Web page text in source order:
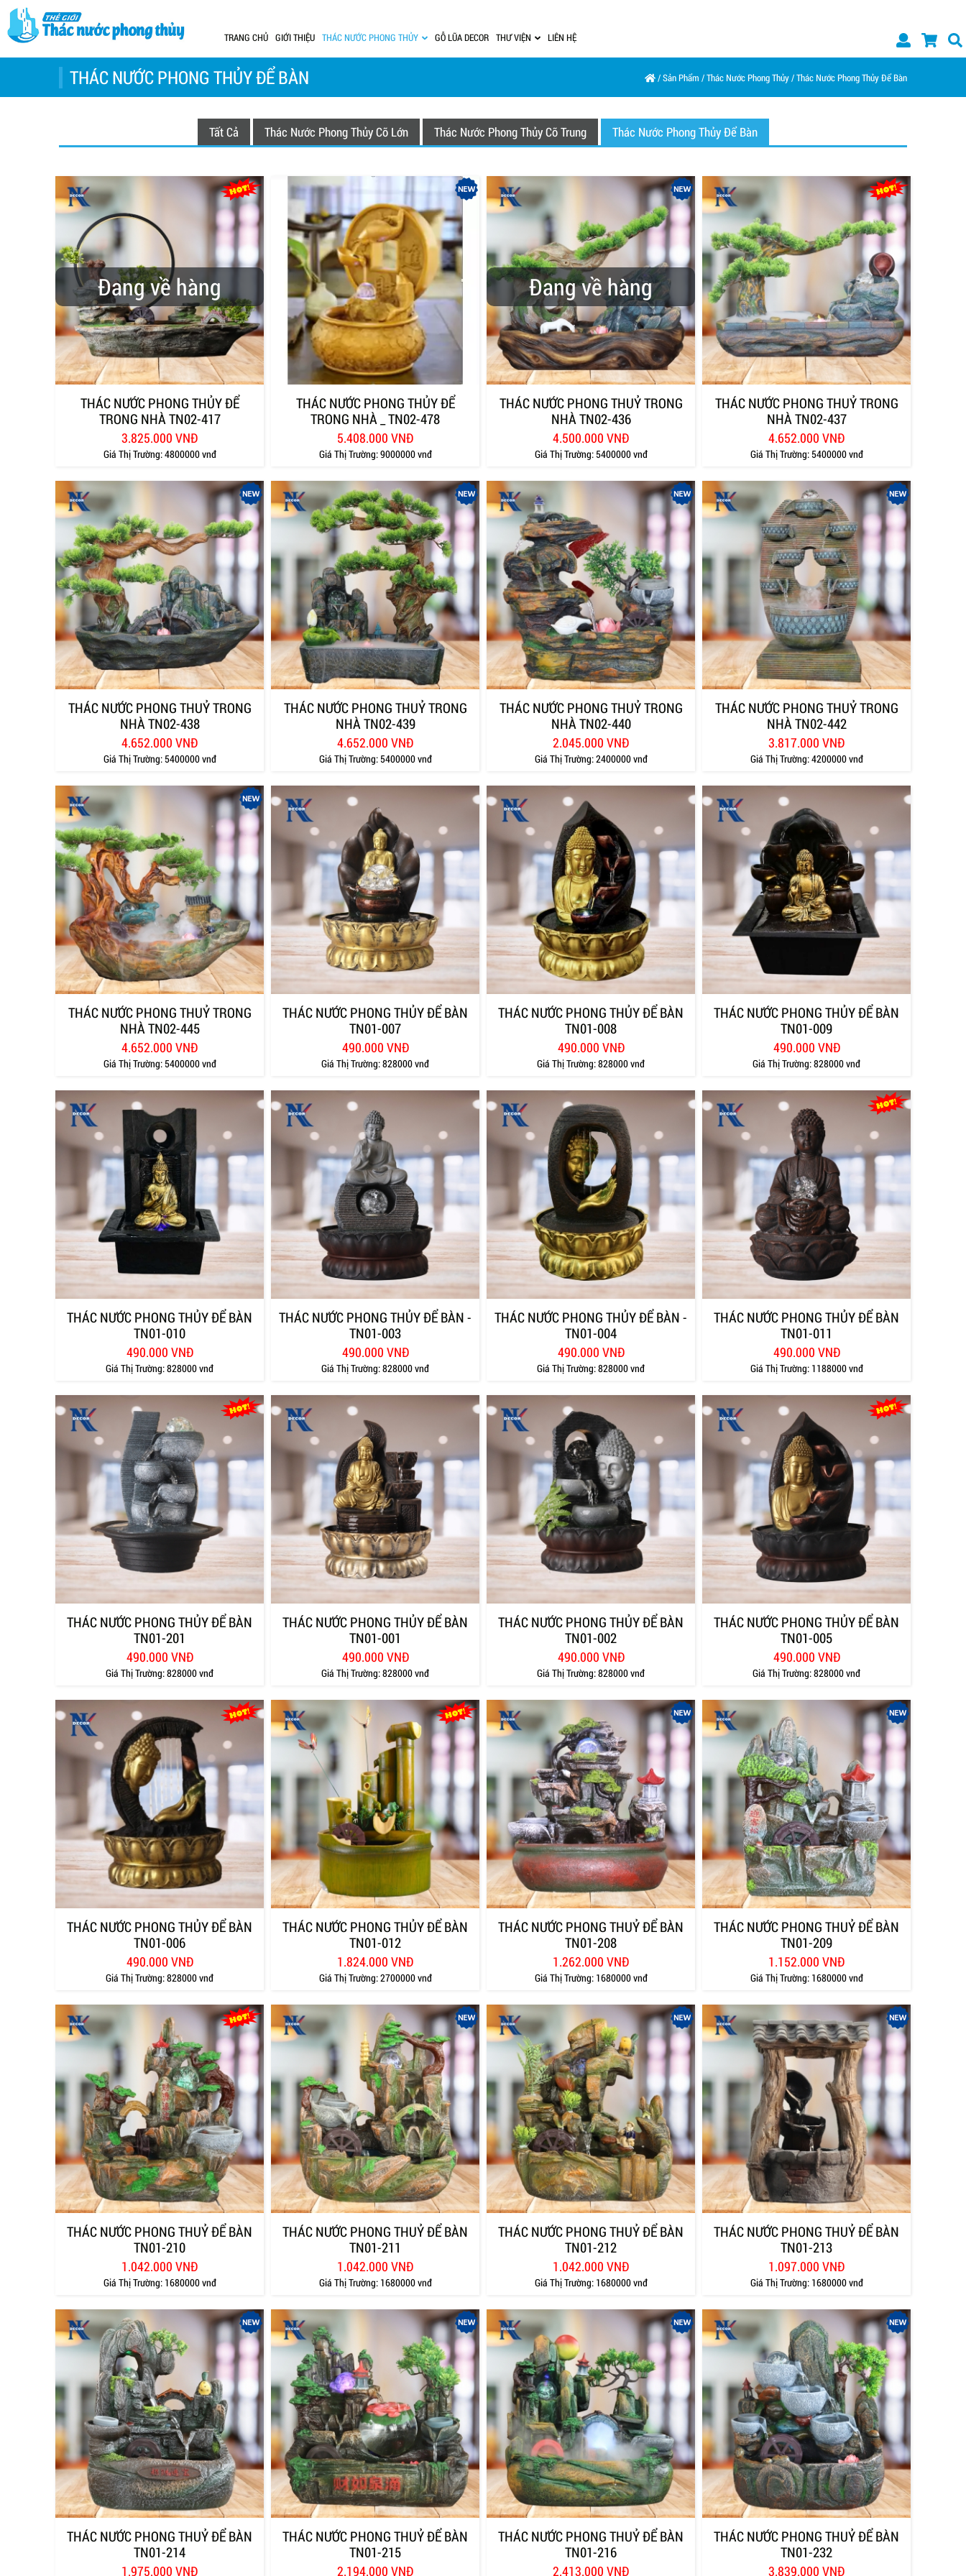
TRANG CHỦ GIỚI THIỆU THÁC NƯỚC PHONG THỦY GỖ LŨA DECOR THƯ VIỆN LIÊN HỆ
THÁC NƯỚC PHONG THỦY ĐỂ BÀN /Sản Phẩm /Thác Nước Phong Thủy/Thác Nước Phong Thủy Để Bàn
Tất Cả Thác Nước Phong Thủy Cỡ Lớn Thác Nước Phong Thủy Cỡ Trung Thác Nước Phong Thủy Để Bàn
Đang về hàng
THÁC NƯỚC PHONG THỦY ĐỂ
TRONG NHÀ TN02-417
3.825.000 VNĐ
Giá Thị Trường:4800000 vnđ
THÁC NƯỚC PHONG THỦY ĐỂ
TRONG NHÀ _ TN02-478
5.408.000 VNĐ
Giá Thị Trường:9000000 vnđ
Đang về hàng
THÁC NƯỚC PHONG THUỶ TRONG
NHÀ TN02-436
4.500.000 VNĐ
Giá Thị Trường: 5400000 vnđ
THÁC NƯỚC PHONG THUỶ TRONG
NHÀ TN02-437
4.652.000 VNĐ
Giá Thị Trường: 5400000 vnđ
THÁC NƯỚC PHONG THUỶ TRONG
NHÀ TN02-438
4.652.000 VNĐ
Giá Thị Trường: 5400000 vnđ
THÁC NƯỚC PHONG THUỶ TRONG
NHÀ TN02-439
4.652.000 VNĐ
Giá Thị Trường: 5400000 vnđ
THÁC NƯỚC PHONG THUỶ TRONG
NHÀ TN02-440
2.045.000 VNĐ
Giá Thị Trường:2400000 vnđ
THÁC NƯỚC PHONG THUỶ TRONG
NHÀ TN02-442
3.817.000 VNĐ
Giá Thị Trường:4200000 vnđ
THÁC NƯỚC PHONG THUỶ TRONG
NHÀ TN02-445
4.652.000 VNĐ
Giá Thị Trường: 5400000 vnđ
THÁC NƯỚC PHONG THỦY ĐỂ BÀN
TN01-007
490.000 VNĐ
Giá Thị Trường:828000 vnđ
THÁC NƯỚC PHONG THỦY ĐỂ BÀN
TN01-008
490.000 VNĐ
Giá Thị Trường:828000 vnđ
THÁC NƯỚC PHONG THỦY ĐỂ BÀN
TN01-009
490.000 VNĐ
Giá Thị Trường:828000 vnđ
THÁC NƯỚC PHONG THỦY ĐỂ BÀN
TN01-010
490.000 VNĐ
Giá Thị Trường:828000 vnđ
THÁC NƯỚC PHONG THỦY ĐỂ BÀN -
TN01-003
490.000 VNĐ
Giá Thị Trường:828000 vnđ
THÁC NƯỚC PHONG THỦY ĐỂ BÀN -
TN01-004
490.000 VNĐ
Giá Thị Trường:828000 vnđ
THÁC NƯỚC PHONG THỦY ĐỂ BÀN
TN01-011
490.000 VNĐ
Giá Thị Trường: 1188000 vnđ
THÁC NƯỚC PHONG THỦY ĐỂ BÀN
TN01-201
490.000 VNĐ
Giá Thị Trường:828000 vnđ
THÁC NƯỚC PHONG THỦY ĐỂ BÀN
TN01-001
490.000 VNĐ
Giá Thị Trường:828000 vnđ
THÁC NƯỚC PHONG THỦY ĐỂ BÀN
TN01-002
490.000 VNĐ
Giá Thị Trường:828000 vnđ
THÁC NƯỚC PHONG THỦY ĐỂ BÀN
TN01-005
490.000 VNĐ
Giá Thị Trường:828000 vnđ
THÁC NƯỚC PHONG THỦY ĐỂ BÀN
TN01-006
490.000 VNĐ
Giá Thị Trường:828000 vnđ
THÁC NƯỚC PHONG THỦY ĐỂ BÀN
TN01-012
1.824.000 VNĐ
Giá Thị Trường:2700000 vnđ
THÁC NƯỚC PHONG THUỶ ĐỂ BÀN
TN01-208
1.262.000 VNĐ
Giá Thị Trường: 1680000 vnđ
THÁC NƯỚC PHONG THUỶ ĐỂ BÀN
TN01-209
1.152.000 VNĐ
Giá Thị Trường: 1680000 vnđ
THÁC NƯỚC PHONG THUỶ ĐỂ BÀN
TN01-210
1.042.000 VNĐ
Giá Thị Trường: 1680000 vnđ
THÁC NƯỚC PHONG THUỶ ĐỂ BÀN
TN01-211
1.042.000 VNĐ
Giá Thị Trường: 1680000 vnđ
THÁC NƯỚC PHONG THUỶ ĐỂ BÀN
TN01-212
1.042.000 VNĐ
Giá Thị Trường: 1680000 vnđ
THÁC NƯỚC PHONG THUỶ ĐỂ BÀN
TN01-213
1.097.000 VNĐ
Giá Thị Trường: 1680000 vnđ
THÁC NƯỚC PHONG THUỶ ĐỂ BÀN
TN01-214
1.975.000 VNĐ
THÁC NƯỚC PHONG THUỶ ĐỂ BÀN
TN01-215
2.194.000 VNĐ
THÁC NƯỚC PHONG THUỶ ĐỂ BÀN
TN01-216
2.413.000 VNĐ
THÁC NƯỚC PHONG THUỶ ĐỂ BÀN
TN01-232
3.839.000 VNĐ